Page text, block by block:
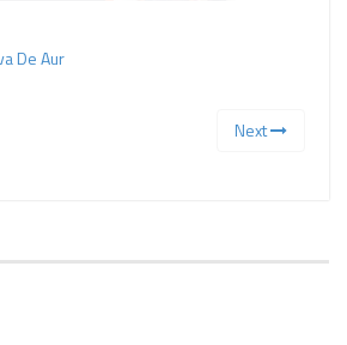
De Aur
Next